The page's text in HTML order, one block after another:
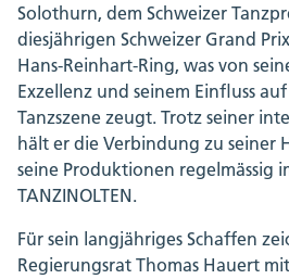
Solothurn, dem Schweizer
diesjährigen Schweizer Grand
Hans-Reinhart-Ring, was von
Exzellenz und seinem Einfluss
Tanzszene zeugt. Trotz seiner
hält er die Verbindung zu seiner
seine Produktionen regelmässig
TANZINOLTEN.
Für sein langjähriges Schaffen
Regierungsrat Thomas Hauert